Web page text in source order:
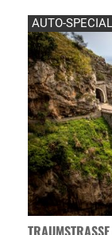
AUTO-SPECIAL
TRAUMSTRASSE